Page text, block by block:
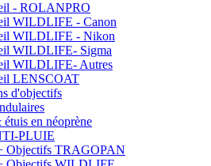
- ROLANPRO
WILDLIFE - Canon
WILDLIFE - Nikon
WILDLIFE- Sigma
WILDLIFE- Autres
LENSCOAT
d'objectifs
en néoprène
PLUIE
Objectifs TRAGOPAN